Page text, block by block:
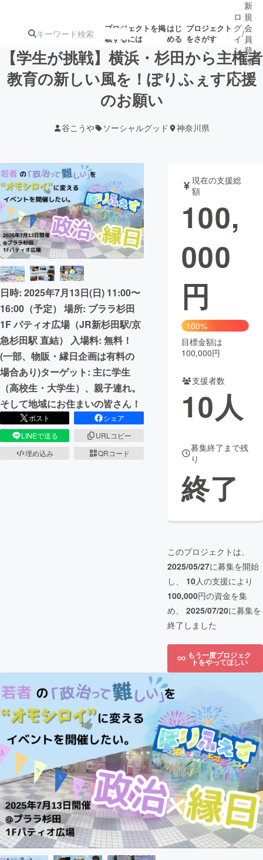
プロジェクトを掲
載するには
はじ
める
プロジェクト
をさがす
注目の新着プロ募集終了が近いプ
テクノロジー・ガジェット
映像・映画 書籍・雑誌
ビジネス・起業 チャレンジ
まちづくり・地域活性化
CAMPFIRE for Social Good
CAMPFIRE Creation
CAMPFIREふるさと納税
コミュニティ
ロ
グ
イ
ン
/
新
規
会
員
登
録
【学生が挑戦】横浜・杉田から主権者
教育の新しい風を！ぽりふぇす応援
のお願い
谷こうや ソーシャルグッド 神奈川県
日時: 2025年7月13日(日) 11:00〜
16:00（予定） 場所: プララ杉田
1F パティオ広場（JR新杉田駅/京
急杉田駅 直結） 入場料: 無料！
(一部、物販・縁日企画は有料の
場合あり)ターゲット: 主に学生
（高校生・大学生）、親子連れ。
そして地域にお住まいの皆さん！
ポスト
シェア
LINEで送る
URLコピー
埋め込み
QRコード
現在の支援総
額
100,
000
円
100%
目標金額は
100,000円
支援者数
10人
募集終了まで残
り
終了
このプロジェクトは、
2025/05/27に募集を開始
し、 10人の支援により
100,000円の資金を集
め、 2025/07/20に募集を
終了しました
もう一度プロジェク
トをやってほしい